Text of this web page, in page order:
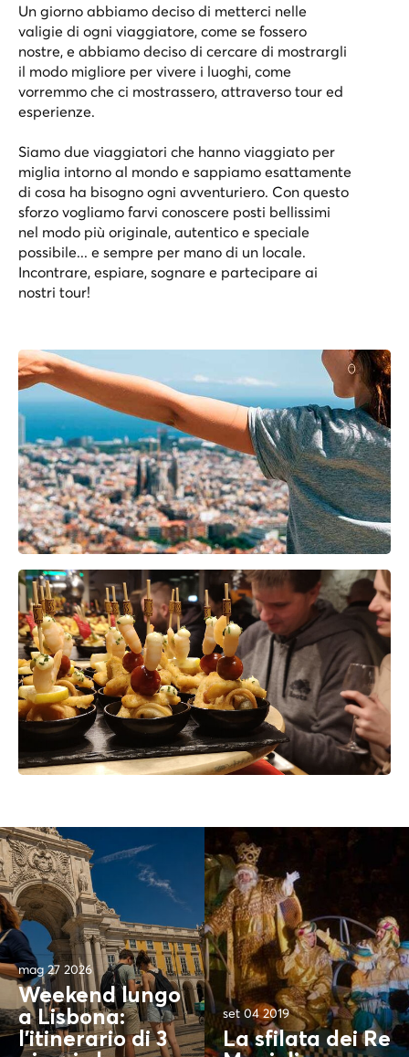
Un giorno abbiamo deciso di metterci nelle
valigie di ogni viaggiatore, come se fossero
nostre, e abbiamo deciso di cercare di mostrargli
il modo migliore per vivere i luoghi, come
vorremmo che ci mostrassero, attraverso tour ed
esperienze.
Siamo due viaggiatori che hanno viaggiato per
miglia intorno al mondo e sappiamo esattamente
di cosa ha bisogno ogni avventuriero. Con questo
sforzo vogliamo farvi conoscere posti bellissimi
nel modo più originale, autentico e speciale
possibile... e sempre per mano di un locale.
Incontrare, espiare, sognare e partecipare ai
nostri tour!
mag 27 2026
Weekend lungo
a Lisbona:
l'itinerario di 3
set 04 2019
La sfilata dei Re